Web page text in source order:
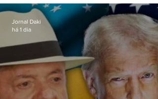
RJ-106, em Maricá
Jornal Daki
há 1 dia